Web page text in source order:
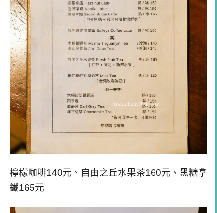
檸檬咖啡140元、自由之丘水果茶160元、黑糖拿
鐵165元